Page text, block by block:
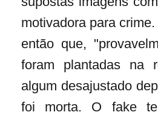
motivadora para
então que,
foram plantadas na
algum desajustado
foi morta. O fake